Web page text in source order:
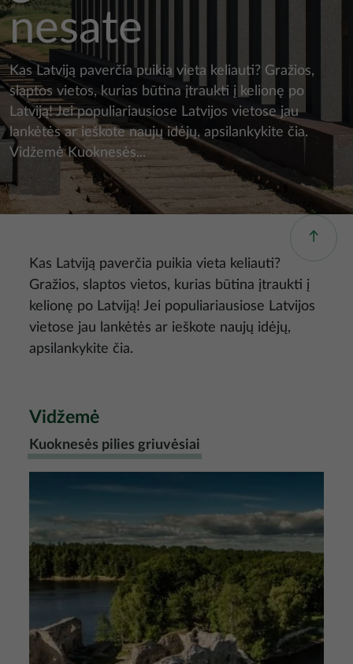
nesate
Kas Latviją paverčia puikia vieta keliauti? Gražios,
slaptos vietos, kurias būtina įtraukti į kelionę po
Latviją! Jei populiariausiose Latvijos vietose jau
lankėtės ar ieškote naujų idėjų, apsilankykite čia.
Vidžemė Kuoknesės...
Kas Latviją paverčia puikia vieta keliauti?
Gražios, slaptos vietos, kurias būtina įtraukti į
kelionę po Latviją! Jei populiariausiose Latvijos
vietose jau lankėtės ar ieškote naujų idėjų,
apsilankykite čia.
Vidžemė
Kuoknesės pilies griuvėsiai